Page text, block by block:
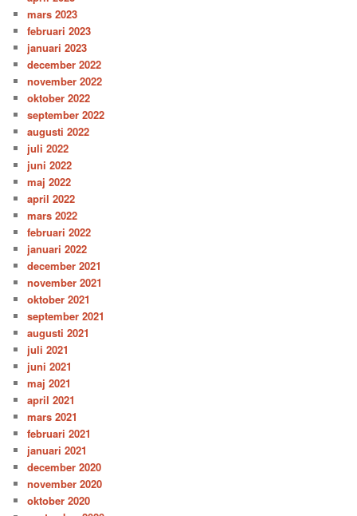
mars 2023
februari 2023
januari 2023
december 2022
november 2022
oktober 2022
september 2022
augusti 2022
juli 2022
juni 2022
maj 2022
april 2022
mars 2022
februari 2022
januari 2022
december 2021
november 2021
oktober 2021
september 2021
augusti 2021
juli 2021
juni 2021
maj 2021
april 2021
mars 2021
februari 2021
januari 2021
december 2020
november 2020
oktober 2020